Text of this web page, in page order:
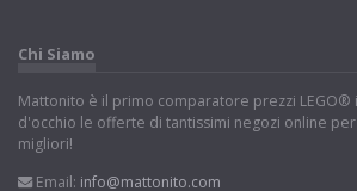
Chi Siamo
Mattonito è il primo comparatore prezzi LEGO®
d'occhio le offerte di tantissimi negozi online
migliori!
Email: info@mattonito.com